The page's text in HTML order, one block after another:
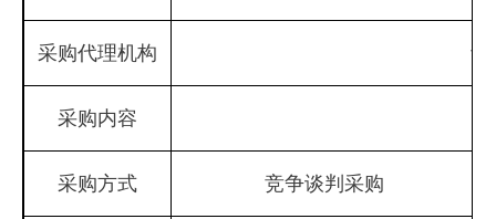
采购代理机构 青
采购内容
采购方式 竞争谈判采购